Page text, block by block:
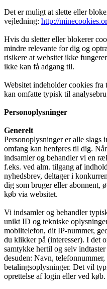
Det er muligt at slette eller
vejledning: http://
Hvis du sletter eller blokerer
mindre relevante for dig og
risikere at websitet ikke
ikke kan få adgang til.
Websitet indeholder cookies fra
kan omfatte typisk til
Personoplysninger
Generelt
Personoplysninger er alle slags
omfang kan henføres til dig.
indsamler og behandler vi en
f.eks. ved alm. tilgang af
nyhedsbrev, deltager i
dig som bruger eller abonnent,
køb via websitet.
Vi indsamler og behandler
unikt ID og tekniske
mobiltelefon, dit IP-nummer,
du klikker på (interesser). I det
samtykke hertil og selv
desuden: Navn, telefonnummer,
betalingsoplysninger. Det vil
oprettelse af login eller ved køb.